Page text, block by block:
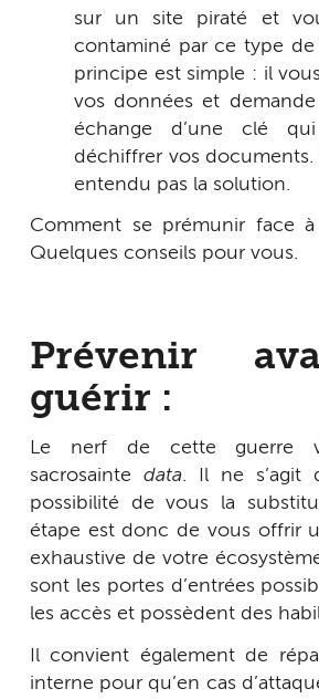
sur un site piraté et
contaminé par ce type de
principe est simple : il
vos données et
échange d’une clé
déchiffrer vos documents.
entendu pas la solution.
Comment se prémunir face
Quelques conseils pour vous.
Prévenir
guérir :
Le nerf de cette guerre
sacrosainte data. Il ne s’agit
possibilité de vous la
étape est donc de vous offrir
exhaustive de votre
sont les portes d’entrées
les accès et possèdent des
Il convient également de
interne pour qu’en cas